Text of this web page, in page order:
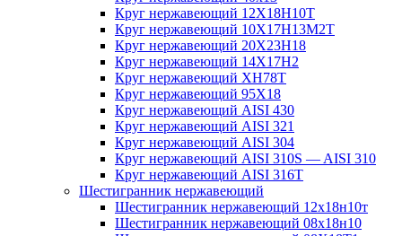
Круг нержавеющий 12Х18Н10Т
Круг нержавеющий 10Х17Н13М2T
Круг нержавеющий 20Х23Н18
Круг нержавеющий 14Х17Н2
Круг нержавеющий ХН78Т
Круг нержавеющий 95Х18
Круг нержавеющий AISI 430
Круг нержавеющий AISI 321
Круг нержавеющий AISI 304
Круг нержавеющий AISI 310S — AISI 310
Круг нержавеющий AISI 316T
Шестигранник нержавеющий
Шестигранник нержавеющий 12х18н10т
Шестигранник нержавеющий 08х18н10